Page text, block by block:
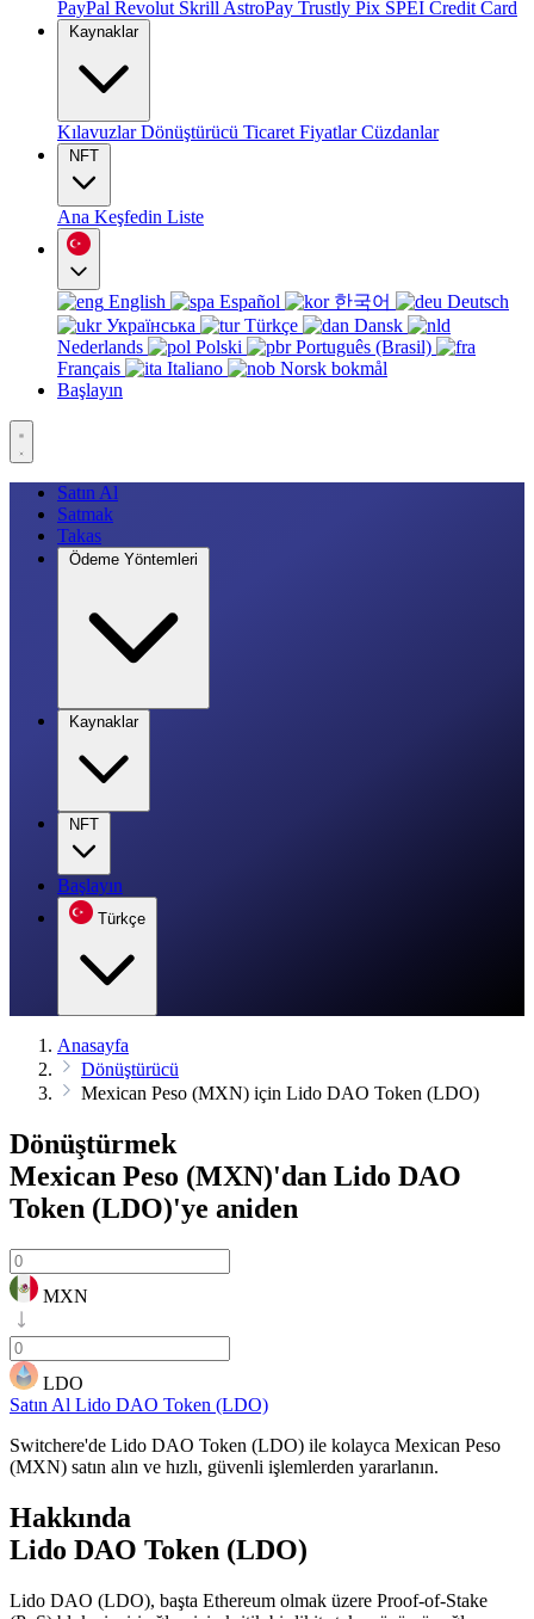
PayPal Revolut Skrill AstroPay Trustly Pix SPEI Credit Card
Kaynaklar
KılavuzlarDönüştürücü Ticaret FiyatlarCüzdanlar
NFT
Ana Keşfedin Liste
English Español 한국어
Deutsch
Українська
Türkçe
Dansk
Nederlands
Polski
Português (Brasil)
Français
Italiano
Norsk bokmål
Başlayın
Satın Al
Satmak
Takas
Ödeme Yöntemleri
Kaynaklar
NFT
Başlayın
Türkçe
Anasayfa
Dönüştürücü
Mexican Peso (MXN) için Lido DAO Token (LDO)
Dönüştürmek
Mexican Peso (MXN)'dan Lido DAO
Token (LDO)'ye aniden
MXN
LDO
Satın Al Lido DAO Token (LDO)
Switchere'de Lido DAO Token (LDO) ile kolayca Mexican Peso
(MXN) satın alın ve hızlı, güvenli işlemlerden yararlanın.
Hakkında
Lido DAO Token (LDO)
Lido DAO (LDO), başta Ethereum olmak üzere Proof-of-Stake